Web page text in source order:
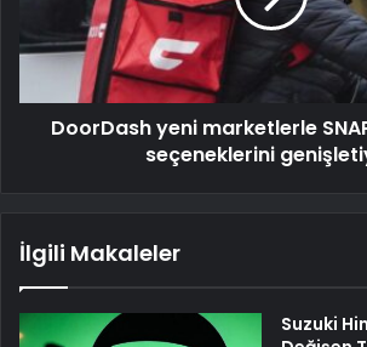
DoorDash yeni marketlerle
seçeneklerini
İlgili Makaleler
Suzuki